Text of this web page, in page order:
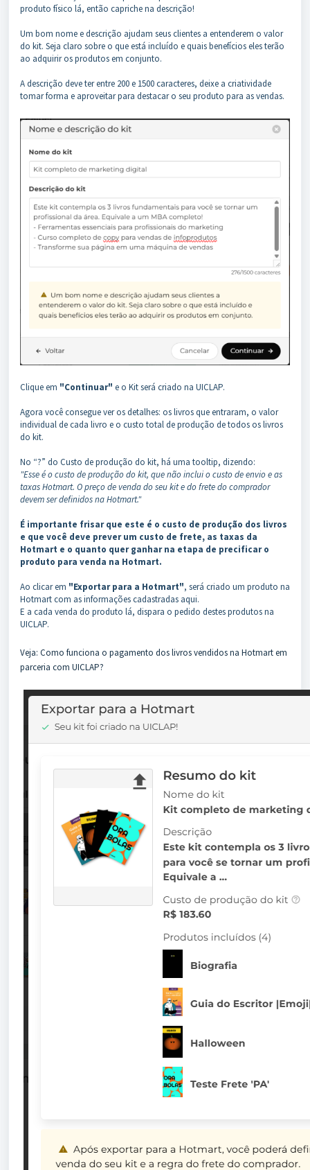
produto físico lá, então capriche na descrição!
Um bom nome e descrição ajudam seus clientes a entenderem o valor
do kit. Seja claro sobre o que está incluído e quais benefícios eles terão
ao adquirir os produtos em conjunto.
A descrição deve ter entre 200 e 1500 caracteres, deixe a criatividade
tomar forma e aproveitar para destacar o seu produto para as vendas.
Clique em "Continuar" e o Kit será criado na UICLAP.
Agora você consegue ver os detalhes: os livros que entraram, o valor
individual de cada livro e o custo total de produção de todos os livros
do kit.
No “?” do Custo de produção do kit, há uma tooltip, dizendo:
"Esse é o custo de produção do kit, que não inclui o custo de envio e as
taxas Hotmart. O preço de venda do seu kit e do frete do comprador
devem ser definidos na Hotmart."
É importante frisar que este é o custo de produção dos livros
e que você deve prever um custo de frete, as taxas da
Hotmart e o quanto quer ganhar na etapa de precificar o
produto para venda na Hotmart.
Ao clicar em "Exportar para a Hotmart", será criado um produto na
Hotmart com as informações cadastradas aqui.
E a cada venda do produto lá, dispara o pedido destes produtos na
UICLAP.
Veja: Como funciona o pagamento dos livros vendidos na Hotmart em
parceria com UICLAP?